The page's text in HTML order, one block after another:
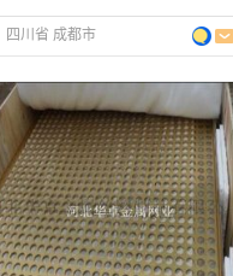
四川省 成都市
面议
会员注册：第 10 年
经营模式：生产制造
成立日期：2014-11-24